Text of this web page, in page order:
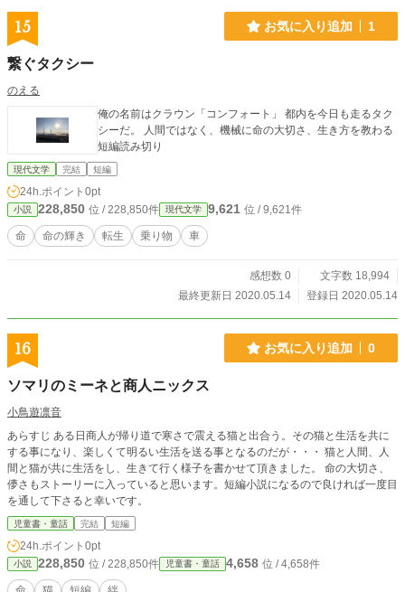
15 お気に入り追加 1
繋ぐタクシー
のえる
俺の名前はクラウン「コンフォート」 都内を今日も走るタク
シーだ。 人間ではなく、機械に命の大切さ、生き方を教わる
短編読み切り
現代文学 完結 短編
24h.ポイント 0pt
小説 228,850 位 / 228,850件 現代文学 9,621 位 / 9,621件
命 命の輝き 転生 乗り物 車
感想数 0
文字数 18,994
最終更新日 2020.05.14
登録日 2020.05.14
16 お気に入り追加 0
ソマリのミーネと商人ニックス
小鳥遊凛音
あらすじ ある日商人が帰り道で寒さで震える猫と出合う。その猫と生活を共に
する事になり、楽しくて明るい生活を送る事となるのだが・・・ 猫と人間、人
間と猫が共に生活をし、生きて行く様子を書かせて頂きました。 命の大切さ、
儚さもストーリーに入っていると思います。短編小説になるので良ければ一度目
を通して下さると幸いです。
児童書・童話 完結 短編
24h.ポイント 0pt
小説 228,850 位 / 228,850件 児童書・童話 4,658 位 / 4,658件